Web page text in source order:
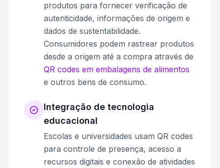
produtos para fornecer verificação de
autenticidade, informações de origem e
dados de sustentabilidade.
Consumidores podem rastrear produtos
desde a origem até a compra através de
QR codes em embalagens de alimentos
e outros bens de consumo.
Integração de tecnologia
educacional
Escolas e universidades usam QR codes
para controle de presença, acesso a
recursos digitais e conexão de atividades